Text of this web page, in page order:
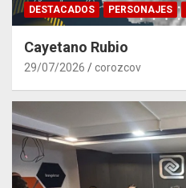
DESTACADOS PERSONAJES
Cayetano Rubio
29/07/2026 corozcov